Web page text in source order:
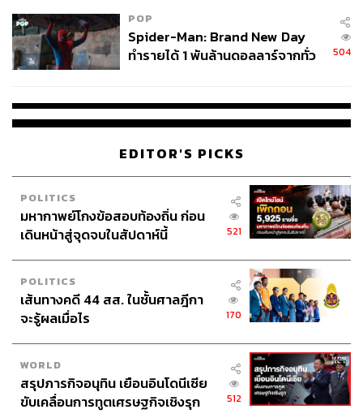
ใหม่ ไม่ใช่เป็นการเสนอแบบเข็มมุ่งที่ฝ่ายซ้ายในอดีตชอบยก
มากล่าว คือ “แยกกันเดิน รวมกันตี” เช่นที่นายกฯ นำมากล่าว
ในงานของวิทยาลัยป้องกันราชอาณาจักร (วปอ.) เพราะใน
ยุทธศาสตร์เพื่อคลี่คลายความขัดแย้ง ข้อเสนอในแบบเข็มมุ่ง
เช่นนี้ จึงไม่ตอบโจทย์เชิงนโยบายสำหรับฝ่ายปฏิบัติ และอาจ
ไม่เป็นประโยชน์ในการสื่อสารทางการเมืองกับสังคม (แม้จะ
ถือว่าเป็นการกล่าวในเวทีภายในของ วปอ. ก็ตาม แต่ก็มีสื่อ
อยู่ด้วยเป็นจำนวนมาก จึงมิใช่เป็นเวทีภายในในการสื่อสาร
แต่อย่างใด)
2. นายกฯ ต้องทำความเข้าใจว่า รัฐบาลมีบทบาทสำคัญใน
การเป็นผู้กำหนดยุทธศาสตร์ของประเทศ และกองทัพมีหน้าที่
ในการนำเอายุทธศาสตร์ไปปฏิบัติ เพราะกองทัพเป็น “กลไก
รัฐ” ดังนั้น จึงไม่ใช่ปล่อยให้ทหารไปคิดยุทธศาสตร์เองตามที่
นายกฯ กล่าวที่ วปอ. และทหารไทยคิดยุทธศาสตร์เองไม่ได้
เพราะยุทธศาสตร์ต้องการกรอบคิดมากกว่าการใช้เครื่องมือ
ทางทหารในการแก้ปัญหาของประเทศ และการยก
ยุทธศาสตร์ไปให้ฝ่ายทหารคิด จะได้ผลลัพธ์กรอบเล็กที่เป็น
“ยุทธศาสตร์ทหาร” ซึ่งเป็นเพียงกิ่งเดียวของ “ยุทธศาสตร์ชาติ”
POP
Spider-Man: Brand New Day
ทำรายได้ 1 พันล้านดอลลาร์จากทั่ว
504
EDITOR'S PICKS
POLITICS
มหากาพย์โกงข้อสอบท้องถิ่น ก่อน
เดินหน้าสู่จุดจบในสัปดาห์นี้
521
POLITICS
เส้นทางคดี 44 สส. ในชั้นศาลฎีกา
จะรู้ผลเมื่อไร
170
WORLD
สรุปภารกิจอนุทิน เยือนอินโดนีเซีย
ขับเคลื่อนการทูตเศรษฐกิจเชิงรุก
512